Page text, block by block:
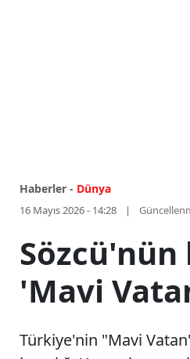
Haberler - Dünya
16 Mayıs 2026 - 14:28
'Mavi
Türkiye'nin "Mavi